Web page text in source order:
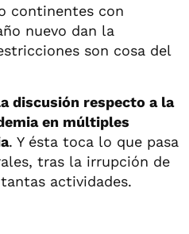
continentes con
nuevo dan la
son cosa del
discusión respecto a la
en múltiples
. Y ésta toca lo que pasa
tras la irrupción de
actividades.